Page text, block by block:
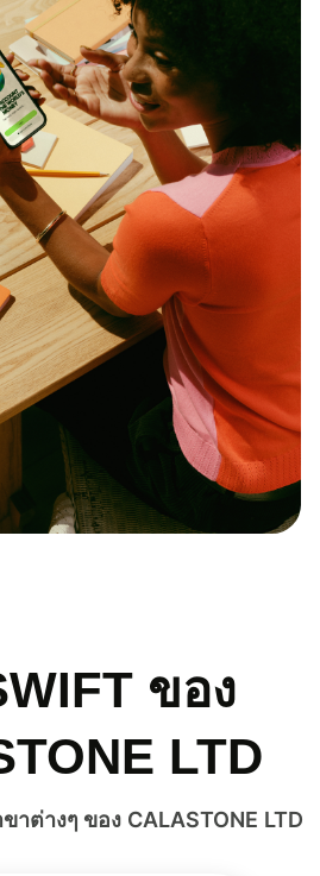
ของ
LTD
าต่างๆ ของ CALASTONE LTD